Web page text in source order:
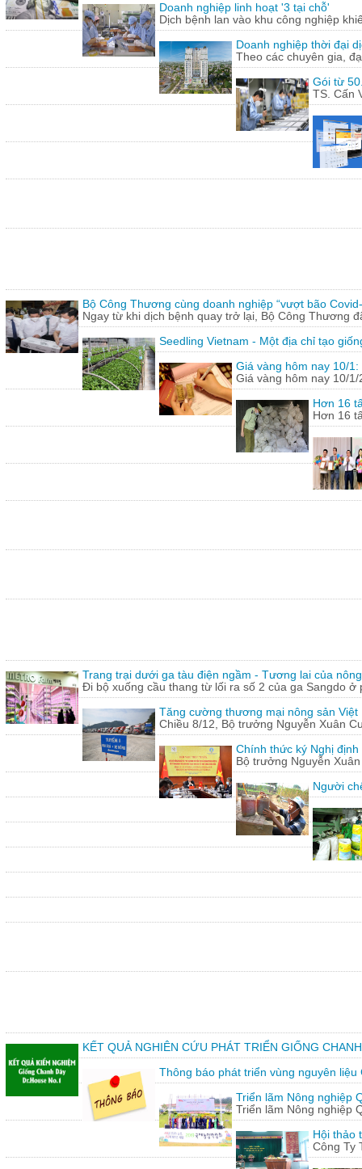
Doanh nghiệp linh hoạt '3 tại chỗ'
Dịch bệnh lan vào khu công nghiệp
Doanh nghiệp thời đại
Theo các chuyên gia,
Gói từ
TS. Cấn
Bộ Công Thương cùng doanh nghiệp “vượt bão
Ngay từ khi dịch bệnh quay trở lại, Bộ Công Thương
Seedling Vietnam - Một địa chỉ tạo
Giá vàng hôm nay 10/
Giá vàng hôm nay 10/
Hơn 16
Hơn 16
Trang trại dưới ga tàu điện ngầm - Tương lai của
Đi bộ xuống cầu thang từ lối ra số 2 của ga Sangdo ở
Tăng cường thương mại nông sản Việt
Chiều 8/12, Bộ trưởng Nguyễn Xuân
Chính thức ký Nghị
Bộ trưởng Nguyễn
Người
KẾT QUẢ NGHIÊN CỨU PHÁT TRIỂN GIỐNG
Thông báo phát triển vùng nguyên liệu
Triển lãm Nông nghiệp
Triển lãm Nông nghiệp
Hội thảo
Công Ty